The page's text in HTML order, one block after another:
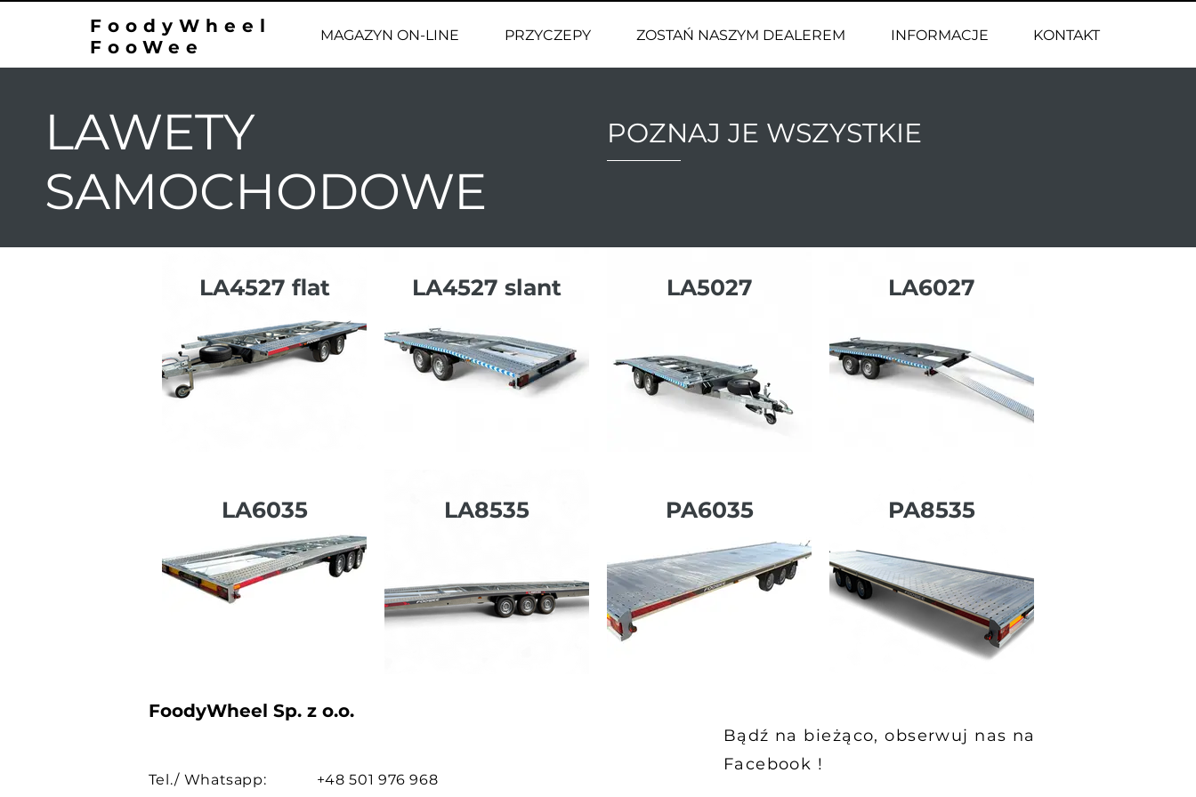
FoodyWheel
FooWee
MAGAZYN ON-LINE PRZYCZEPY ZOSTAŃ NASZYM DEALEREM INFORMACJE KONTAKT
LAWETY
SAMOCHODOWE
POZNAJ JE WSZYSTKIE
LA4527 flat LA4527 slant LA5027 LA6027
LA6035 LA8535 PA6035 PA8535
FoodyWheel Sp. z o.o.
Tel./ Whatsapp: +48 501 976 968
Bądź na bieżąco, obserwuj nas na
Facebook !